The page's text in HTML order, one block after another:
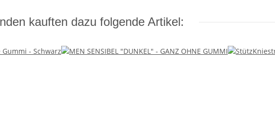
kauften dazu folgende Artikel: